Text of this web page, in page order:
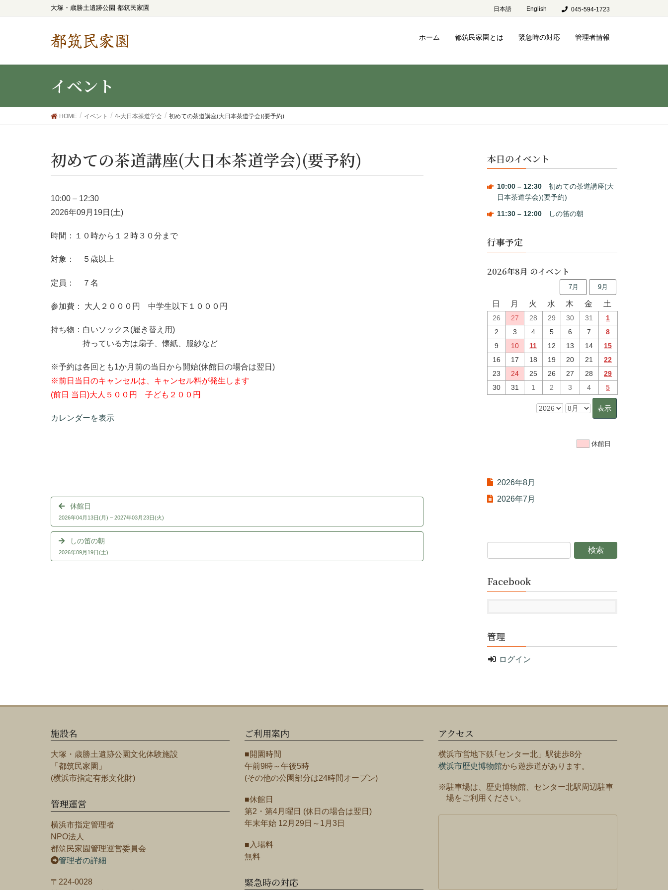
大塚・歳勝土遺跡公園 都筑民家園 日本語 English 045-594-1723
都筑民家園 ホーム 都筑民家園とは 緊急時の対応 管理者情報
イベント
HOME イベント 4-大日本茶道学会 初めての茶道講座(大日本茶道学会)(要予約)
初めての茶道講座(大日本茶道学会)(要予約)
10:00 – 12:30
2026年09月19日(土)
時間：１０時から１２時３０分まで
対象： ５歳以上
定員： ７名
参加費： 大人２０００円 中学生以下１０００円
持ち物：白いソックス(履き替え用)
持っている方は扇子、懐紙、服紗など
※予約は各回とも1か月前の当日から開始(休館日の場合は翌日)
※前日当日のキャンセルは、キャンセル料が発生します
(前日 当日)大人５００円 子ども２００円
カレンダーを表示
休館日
2026年04月13日(月) – 2027年03月23日(火)
しの笛の朝
2026年09月19日(土)
本日のイベント
10:00 – 12:30初めての茶道講座(大
日本茶道学会)(要予約)
11:30 – 12:00しの笛の朝
行事予定
2026年8月 のイベント
7月 9月
日 月 火 水 木 金 土
26 27 28 29 30 31
1
2
3 4 5 6 7
8
9
10 11 12 13 14
15
16
17 18 19 20 21
22
23
24 25 26 27 28
29
30
31 1 2 3 4 5
休館日
2026年8月
2026年7月
Facebook
管理
ログイン
施設名
大塚・歳勝土遺跡公園文化体験施設
「都筑民家園」
(横浜市指定有形文化財)
管理運営
横浜市指定管理者
NPO法人
都筑民家園管理運営委員会
管理者の詳細
〒224-0028
ご利用案内
■開園時間
午前9時～午後5時
(その他の公園部分は24時間オープン)
■休館日
第2・第4月曜日 (休日の場合は翌日)
年末年始 12月29日～1月3日
■入場料
無料
緊急時の対応
アクセス
横浜市営地下鉄｢センター北」駅徒歩8分
横浜市歴史博物館から遊歩道があります。
※駐車場は、歴史博物館、センター北駅周辺駐車
場をご利用ください。